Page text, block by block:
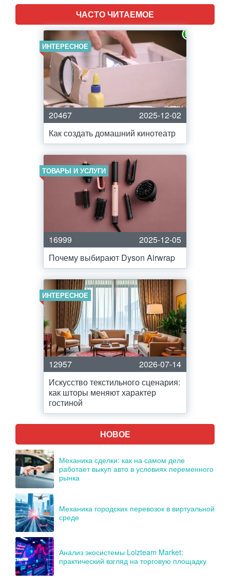
ЧАСТО ЧИТАЕМОЕ
ИНТЕРЕСНОЕ
20467
2025-12-02
Как создать домашний кинотеатр
ТОВАРЫ И УСЛУГИ
16999
2025-12-05
Почему выбирают Dyson Airwrap
ИНТЕРЕСНОЕ
12957
2026-07-14
Искусство текстильного сценария:
как шторы меняют характер
гостиной
НОВОЕ
Механика сделки: как на самом деле
работает выкуп авто в условиях переменного
рынка
Механика городских перевозок в виртуальной
среде
Анализ экосистемы Lolzteam Market:
практический взгляд на торговую площадку